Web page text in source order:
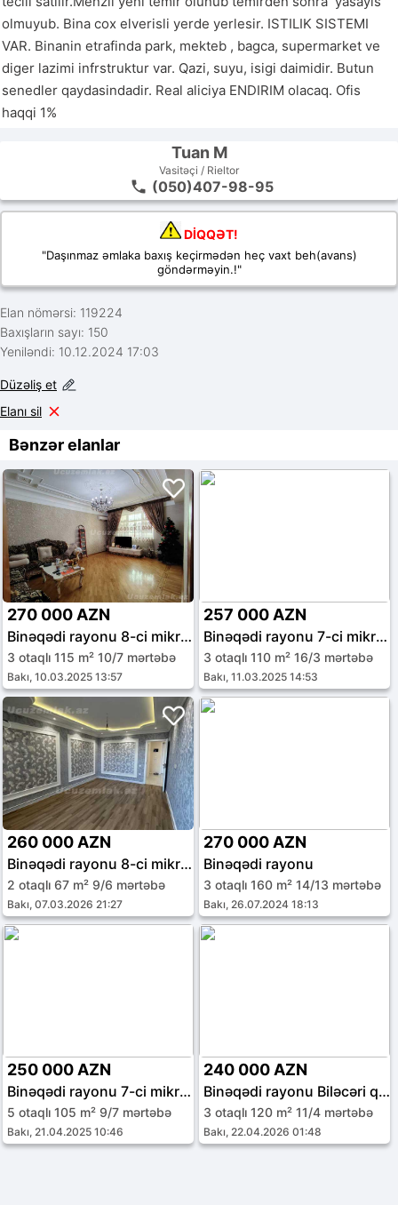
olmuyub. Bina cox elverisli yerde yerlesir. ISTILIK SISTEMI
VAR. Binanin etrafinda park, mekteb , bagca, supermarket ve
diger lazimi infrstruktur var. Qazi, suyu, isigi daimidir. Butun
senedler qaydasindadir. Real aliciya ENDIRIM olacaq. Ofis
Tuan M
Vasitəçi / Rieltor
(050)407-98-95
DİQQƏT!
"Daşınmaz əmlaka baxış keçirmədən heç vaxt beh(avans)
göndərməyin.!"
Elan nömərsi: 119224
Baxışların sayı: 150
Yeniləndi: 10.12.2024 17:03
Düzəliş et
Elanı sil
Bənzər elanlar
270 000 AZN
Binəqədi rayonu 8-ci mikrorayon
3 otaqlı 115 m² 10/7 mərtəbə
Bakı, 10.03.2025 13:57
257 000 AZN
Binəqədi rayonu 7-ci mikrorayon
3 otaqlı 110 m² 16/3 mərtəbə
Bakı, 11.03.2025 14:53
260 000 AZN
Binəqədi rayonu 8-ci mikrorayon
2 otaqlı 67 m² 9/6 mərtəbə
Bakı, 07.03.2026 21:27
270 000 AZN
Binəqədi rayonu
3 otaqlı 160 m² 14/13 mərtəbə
Bakı, 26.07.2024 18:13
250 000 AZN
Binəqədi rayonu 7-ci mikrorayon
5 otaqlı 105 m² 9/7 mərtəbə
Bakı, 21.04.2025 10:46
240 000 AZN
Binəqədi rayonu Biləcəri qəs.
3 otaqlı 120 m² 11/4 mərtəbə
Bakı, 22.04.2026 01:48